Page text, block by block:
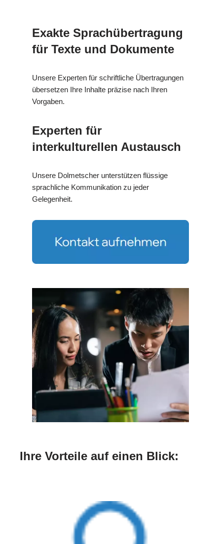
Exakte Sprachübertragung
für Texte und Dokumente
Unsere Experten für schriftliche Übertragungen
übersetzen Ihre Inhalte präzise nach Ihren
Vorgaben.
Experten für
interkulturellen Austausch
Unsere Dolmetscher unterstützen flüssige
sprachliche Kommunikation zu jeder
Gelegenheit.
Ihre Vorteile auf einen Blick: